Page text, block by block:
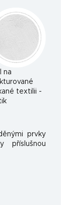
na
textilii -
prvky
příslušnou